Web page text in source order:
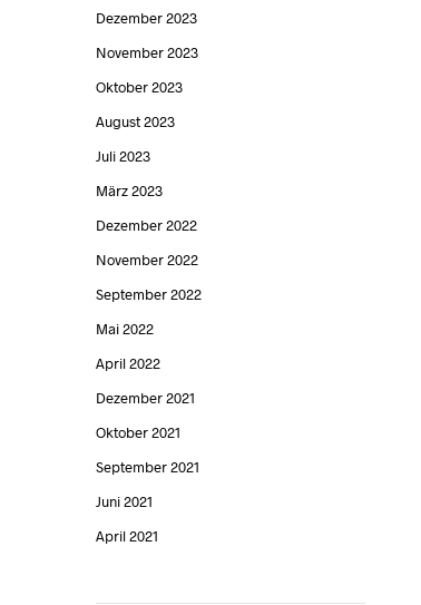
Dezember 2023
November 2023
Oktober 2023
August 2023
Juli 2023
März 2023
Dezember 2022
November 2022
September 2022
Mai 2022
April 2022
Dezember 2021
Oktober 2021
September 2021
Juni 2021
April 2021